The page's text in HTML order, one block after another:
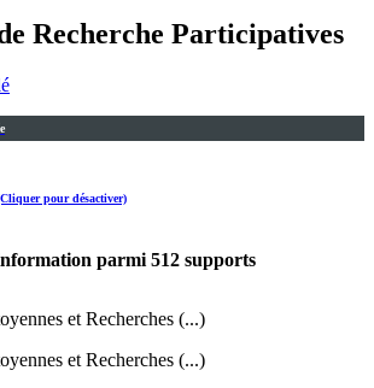
Recherche Participatives
pour désactiver)
parmi 512 supports
et Recherches (...)
et Recherches (...)